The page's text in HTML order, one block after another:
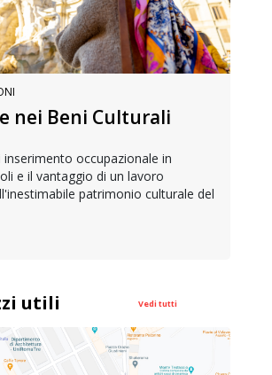
nei Beni Culturali
inserimento occupazionale in
e il vantaggio di un lavoro
patrimonio culturale del
utili Vedi tutti